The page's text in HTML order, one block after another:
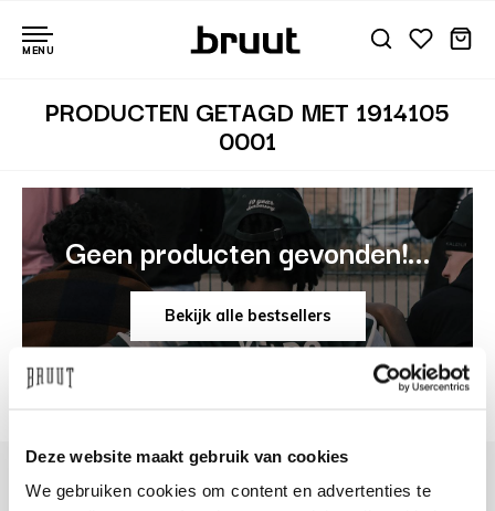
Deze website maakt gebruik van cookies
We gebruiken cookies om content en advertenties te
MENU
PRODUCTEN GETAGD MET 1914105
0001
Geen producten gevonden!...
Bekijk alle bestsellers